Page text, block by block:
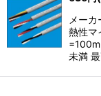
メー
熱性マ
未満